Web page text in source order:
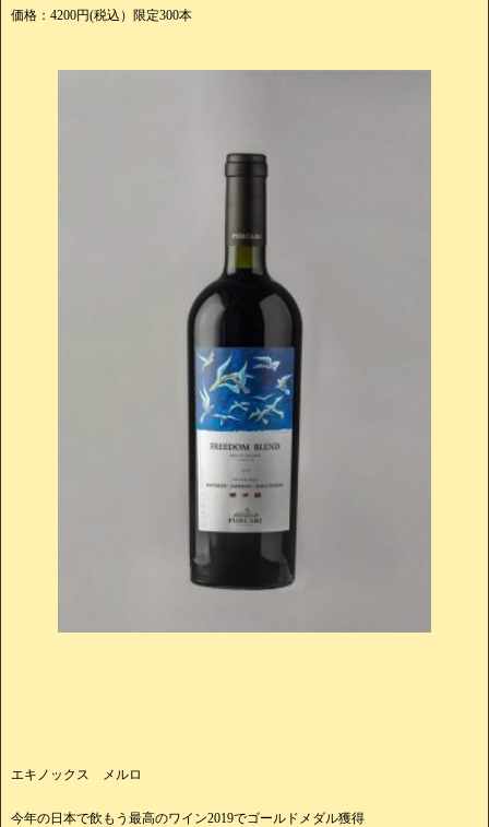
価格：4200円(税込）限定300本
エキノックス メルロ
今年の日本で飲もう最高のワイン2019でゴールドメダル獲得